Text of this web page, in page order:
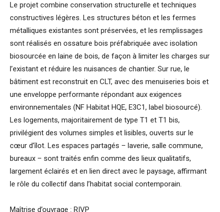
Le projet combine conservation structurelle et techniques
constructives légères. Les structures béton et les fermes
métalliques existantes sont préservées, et les remplissages
sont réalisés en ossature bois préfabriquée avec isolation
biosourcée en laine de bois, de façon à limiter les charges sur
l’existant et réduire les nuisances de chantier. Sur rue, le
bâtiment est reconstruit en CLT, avec des menuiseries bois et
une enveloppe performante répondant aux exigences
environnementales (NF Habitat HQE, E3C1, label biosourcé).
Les logements, majoritairement de type T1 et T1 bis,
privilégient des volumes simples et lisibles, ouverts sur le
cœur d’îlot. Les espaces partagés – laverie, salle commune,
bureaux – sont traités enfin comme des lieux qualitatifs,
largement éclairés et en lien direct avec le paysage, affirmant
le rôle du collectif dans l’habitat social contemporain.
Maîtrise d’ouvrage : RIVP